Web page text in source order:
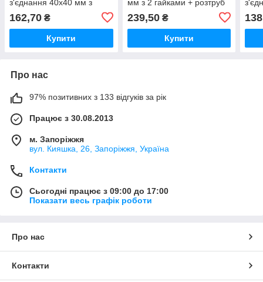
з'єднання 40х40 мм з
гайкою 40C-WH McAlpine
162,70 ₴
Купити
мм з 2 гайками + розтруб
239,50₴
Купити
Про нас
97% позитивних з 133 відгуків за рік
Працює з 30.08.2013
м. Запоріжжя
вул. Кияшка, 26, Запоріжжя, Україна
Контакти
Сьогодні працює з 09:00 до 17:00
Показати весь графік роботи
Про нас
Контакти